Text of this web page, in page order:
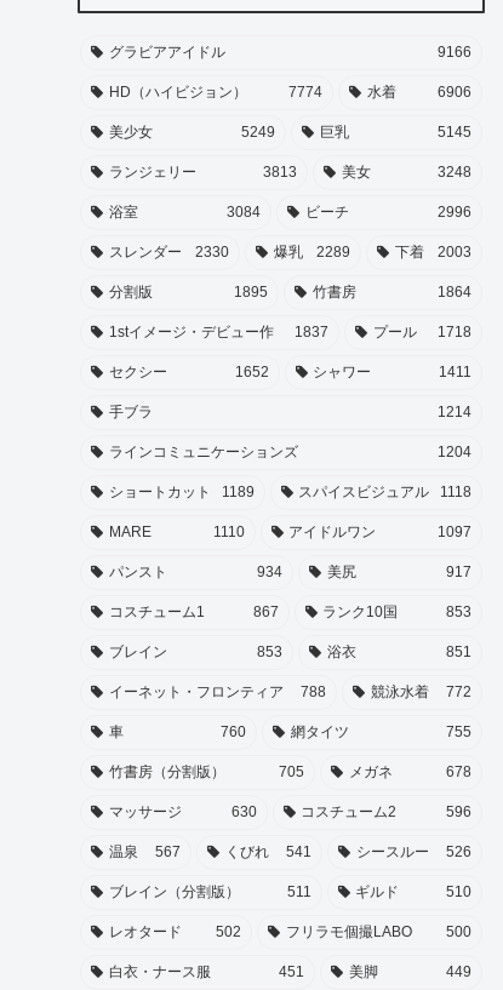
グラビアアイドル 9166
HD（ハイビジョン） 7774 水着 6906
美少女 5249 巨乳 5145
ランジェリー 3813 美女 3248
浴室 3084 ビーチ 2996
スレンダー 2330 爆乳 2289 下着 2003
分割版 1895 竹書房 1864
1stイメージ・デビュー作 1837 プール 1718
セクシー 1652 シャワー 1411
手ブラ 1214
ラインコミュニケーションズ 1204
ショートカット 1189 スパイスビジュアル 1118
MARE 1110 アイドルワン 1097
パンスト 934 美尻 917
コスチューム1 867 ランク10国 853
ブレイン 853 浴衣 851
イーネット・フロンティア 788 競泳水着 772
車 760 網タイツ 755
竹書房（分割版） 705 メガネ 678
マッサージ 630 コスチューム2 596
温泉 567 くびれ 541 シースルー 526
ブレイン（分割版） 511 ギルド 510
レオタード 502 フリラモ個撮LABO 500
白衣・ナース服 451 美脚 449